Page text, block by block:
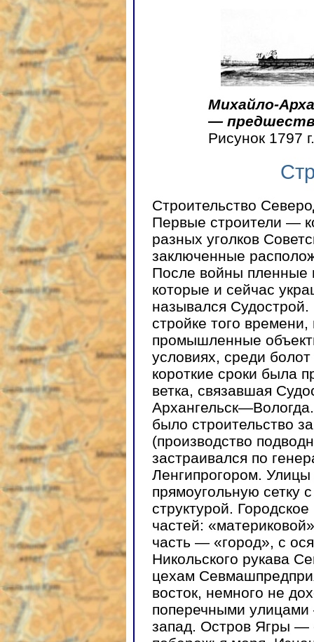
Михайло-
—
Рисунок 1797 г.
Строительство
Первые строители —
разных уголков
заключенные
После войны
которые и сейчас
назывался
стройке того
промышленные
условиях, среди
короткие сроки была
ветка, связавшая
было строительство
(производство
застраивался по
Ленгипрогором.
прямоугольную сетку
структурой.
частей:
часть — «город», с
Никольского рукава
цехам
восток, немного не
поперечными
запад. Остров Ягры —